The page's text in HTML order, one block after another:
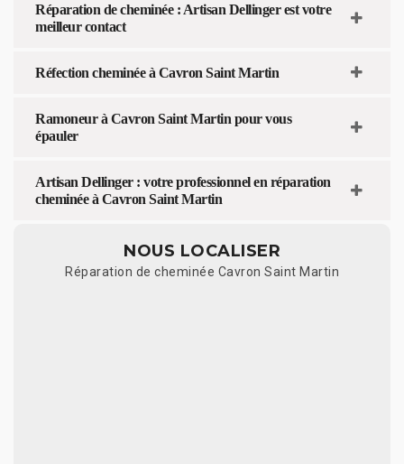
Réparation de cheminée : Artisan Dellinger est votre
meilleur contact
Réfection cheminée à Cavron Saint Martin
Ramoneur à Cavron Saint Martin pour vous
épauler
Artisan Dellinger : votre professionnel en réparation
cheminée à Cavron Saint Martin
NOUS LOCALISER
Réparation de cheminée Cavron Saint Martin